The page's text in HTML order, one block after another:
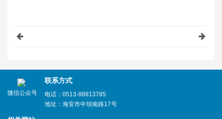
微信公众号
联系方式
电话：0513-88813785
地址：海安市中坝南路17号